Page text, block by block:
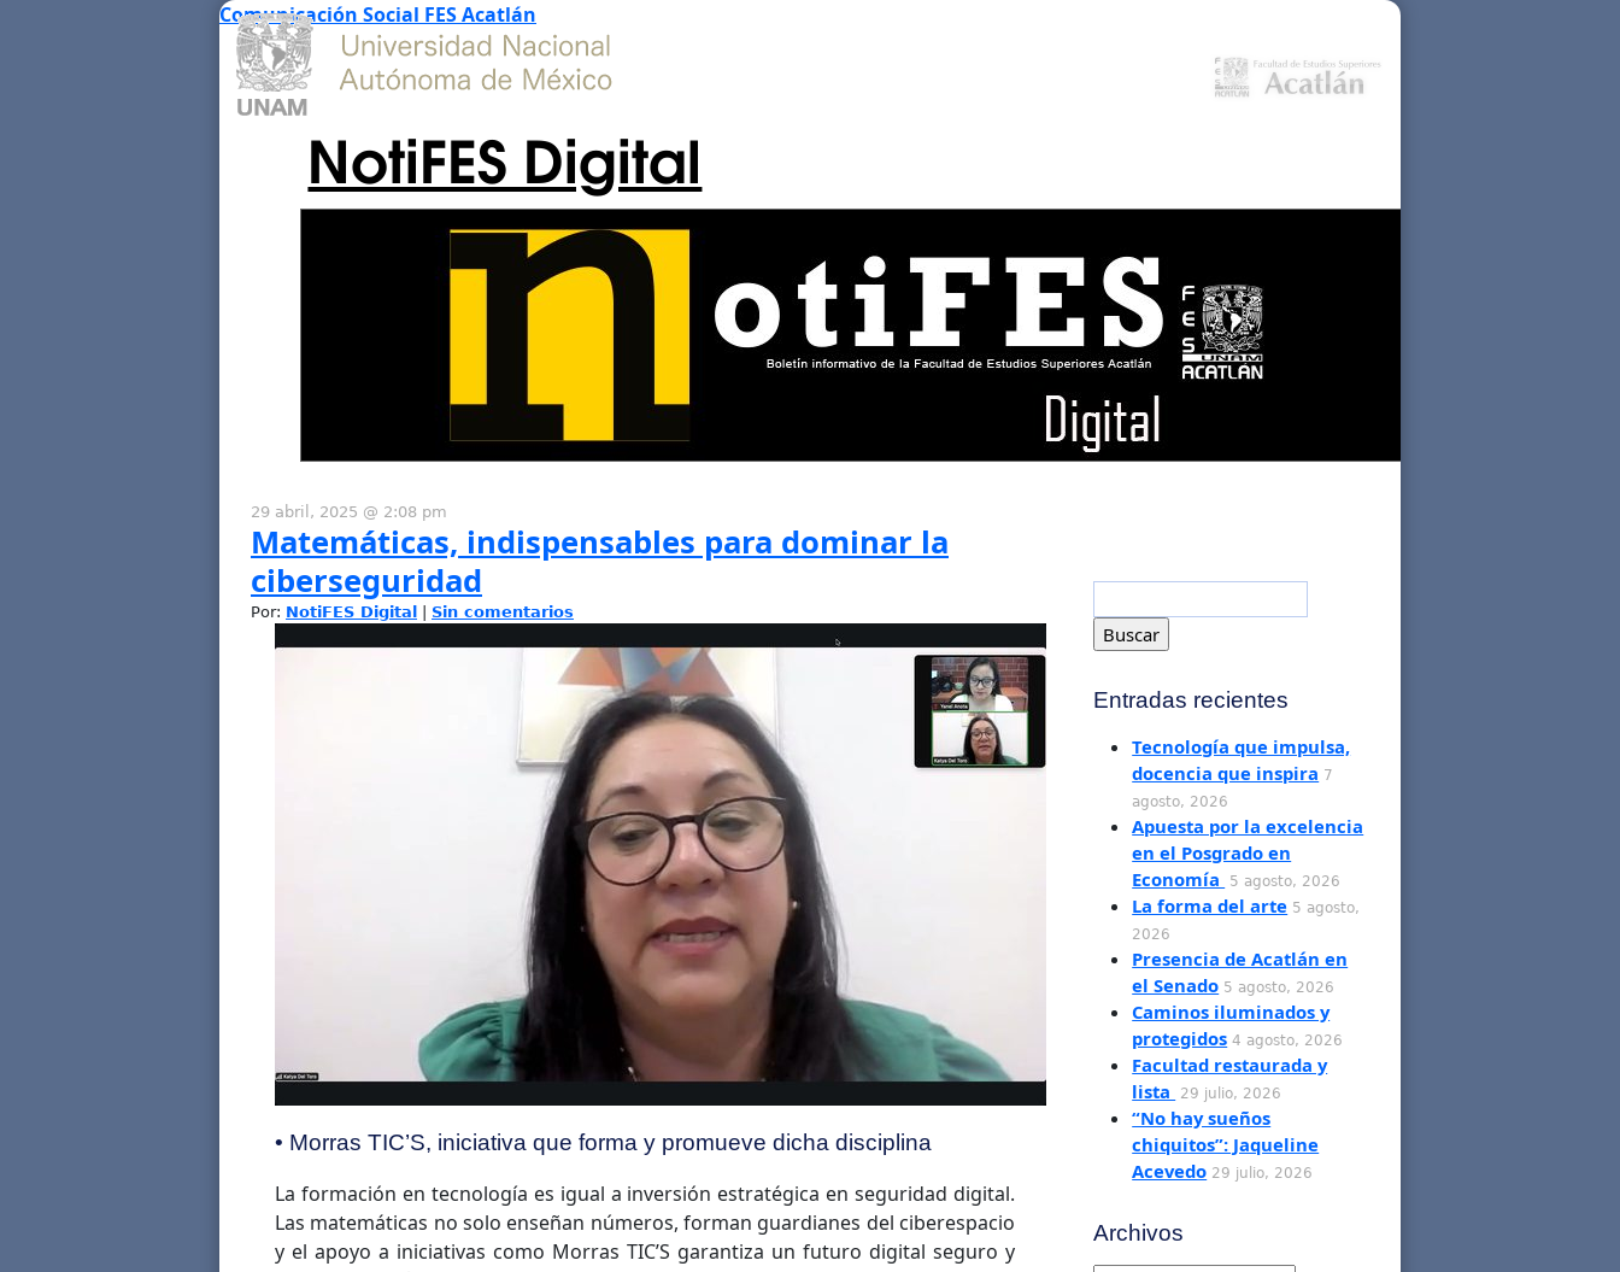
Comunicación Social FES Acatlán
NotiFES Digital
29 abril, 2025 @ 2:08 pm
Matemáticas, indispensables para dominar la
ciberseguridad
Por: NotiFES Digital Sin comentarios
• Morras TIC’S, iniciativa que forma y promueve dicha disciplina
La formación en tecnología es igual a inversión estratégica en seguridad digital.
Las matemáticas no solo enseñan números, forman guardianes del ciberespacio
y el apoyo a iniciativas como Morras TIC’S garantiza un futuro digital seguro y
Entradas recientes
Tecnología que impulsa,
docencia que inspira 7
agosto, 2026
Apuesta por la excelencia
en el Posgrado en
Economía
5 agosto, 2026
La forma del arte 5 agosto,
2026
Presencia de Acatlán en
el Senado 5 agosto, 2026
Caminos iluminados y
protegidos 4 agosto, 2026
Facultad restaurada y
lista
29 julio, 2026
“No hay sueños
chiquitos”: Jaqueline
Acevedo 29 julio, 2026
Archivos